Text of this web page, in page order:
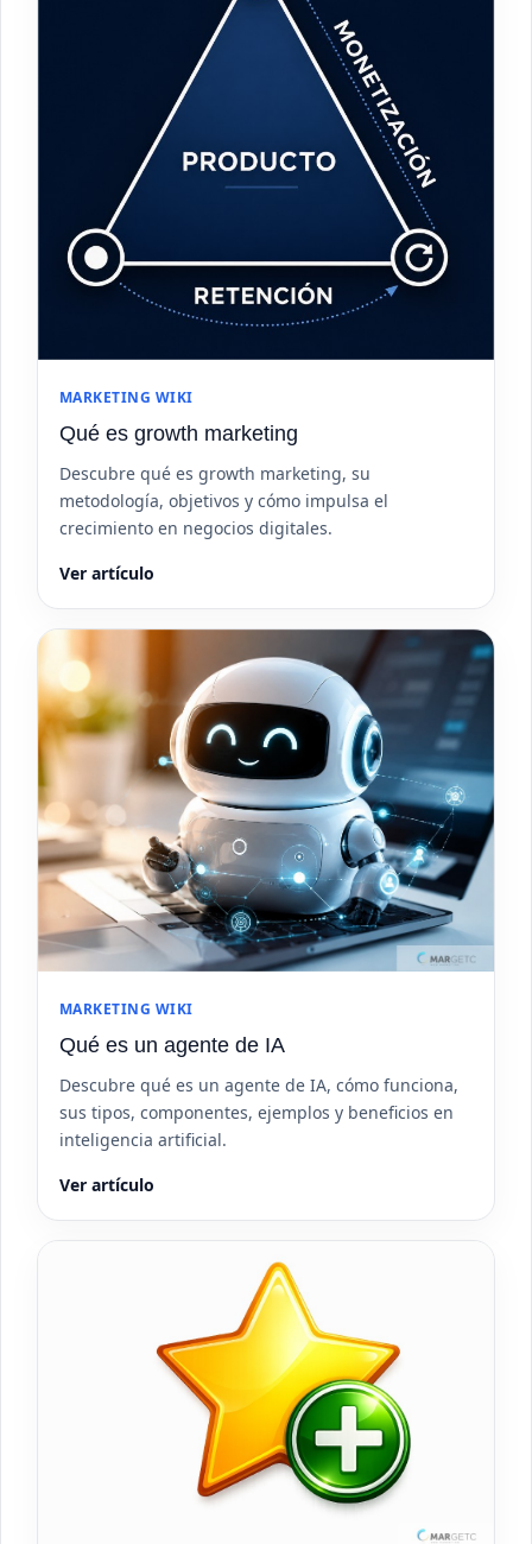
MARKETING WIKI
Qué es growth marketing
Descubre qué es growth marketing, su
metodología, objetivos y cómo impulsa el
crecimiento en negocios digitales.
Ver artículo
MARKETING WIKI
Qué es un agente de IA
Descubre qué es un agente de IA, cómo funciona,
sus tipos, componentes, ejemplos y beneficios en
inteligencia artificial.
Ver artículo